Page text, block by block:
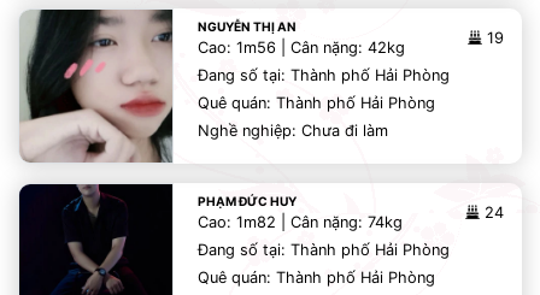
NGUYỄN THỊ AN
19
Cao: 1m56 | Cân nặng: 42kg
Đang số tại: Thành phố Hải Phòng
Quê quán: Thành phố Hải Phòng
Nghề nghiệp: Chưa đi làm
PHẠM ĐỨC HUY
24
Cao: 1m82 | Cân nặng: 74kg
Đang số tại: Thành phố Hải Phòng
Quê quán: Thành phố Hải Phòng